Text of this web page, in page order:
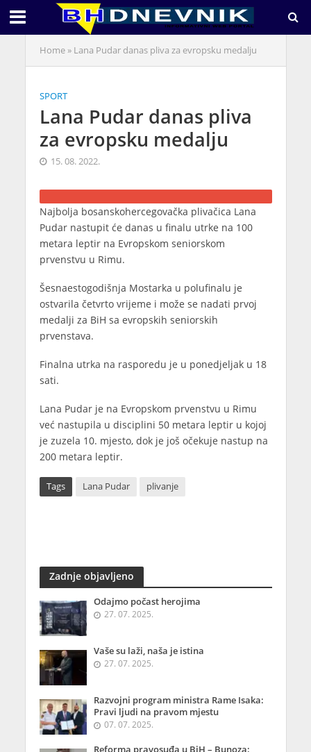
Home» Lana Pudar danas pliva za evropsku medalju
SPORT
Lana Pudar danas pliva
za evropsku medalju
15. 08. 2022.
Najbolja bosanskohercegovačka plivačica Lana
Pudar nastupit će danas u finalu utrke na 100
metara leptir na Evropskom seniorskom
prvenstvu u Rimu.
Šesnaestogodišnja Mostarka u polufinalu je
ostvarila četvrto vrijeme i može se nadati prvoj
medalji za BiH sa evropskih seniorskih
prvenstava.
Finalna utrka na rasporedu je u ponedjeljak u 18
sati.
Lana Pudar je na Evropskom prvenstvu u Rimu
već nastupila u disciplini 50 metara leptir u kojoj
je zuzela 10. mjesto, dok je još očekuje nastup na
200 metara leptir.
Tags Lana Pudar plivanje
Zadnje objavljeno
Odajmo počast herojima
27. 07. 2025.
Vaše su laži, naša je istina
27. 07. 2025.
Razvojni program ministra Rame Isaka:
Pravi ljudi na pravom mjestu
07. 07. 2025.
Reforma pravosuđa u BiH – Bunoza: